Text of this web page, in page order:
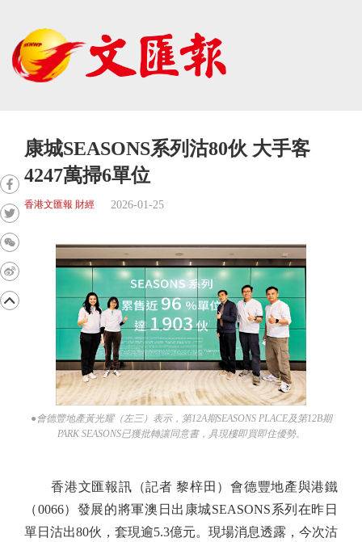
康城SEASONS系列沽80伙 大手客
4247萬掃6單位
香港文匯報 財經 2026-01-25
●會德豐地產黃光耀（左三）表示，第12A期SEASONS PLACE及第12B期
PARK SEASONS已獲批轉讓同意書，具現樓即買即住優勢。
香港文匯報訊（記者 黎梓田）會德豐地產與港鐵
（0066）發展的將軍澳日出康城SEASONS系列在昨日
單日沽出80伙，套現逾5.3億元。現場消息透露，今次沽